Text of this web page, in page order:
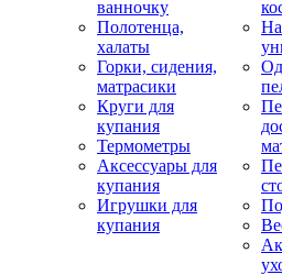
ванночку
Полотенца,
халаты
Горки, сидения,
матрасики
Круги для
купания
Термометры
Аксессуары для
купания
Игрушки для
купания